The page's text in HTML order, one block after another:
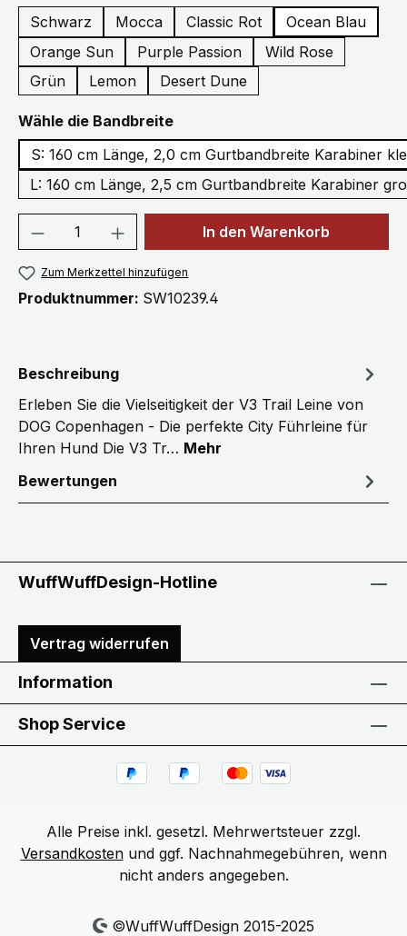
Schwarz
Mocca Classic Rot
Ocean Blau
Orange Sun
Purple Passion
Wild Rose
Grün
Lemon Desert Dune
Wähle die Bandbreiteauswählen
S: 160 cm Länge, 2,0 cm Gurtbandbreite Karabiner
L: 160 cm Länge, 2,5 cm Gurtbandbreite Karabiner
Produkt Anzahl: Gib denIn den Warenkorb
Zum Merkzettel hinzufügen
Produktnummer: SW10239.4
Beschreibung
Erleben Sie die Vielseitigkeit der V3 Trail Leine von
DOG Copenhagen - Die perfekte City Führleine für
Ihren Hund Die V3 Tr… Mehr
Bewertungen
WuffWuffDesign-Hotline
Vertrag widerrufen
Information
Shop Service
Alle Preise inkl. gesetzl. Mehrwertsteuer zzgl.
Versandkostenund ggf. Nachnahmegebühren, wenn
nicht anders angegeben.
©WuffWuffDesign 2015-2025